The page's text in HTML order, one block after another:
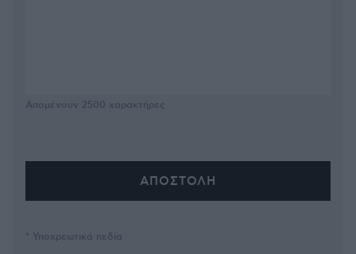
Απομένουν 2500 χαρακτήρες
* Υποχρεωτικά πεδία